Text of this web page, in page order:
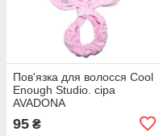
Пов'язка для волосся Cool
Enough Studio. сіра
AVADONA
95 ₴